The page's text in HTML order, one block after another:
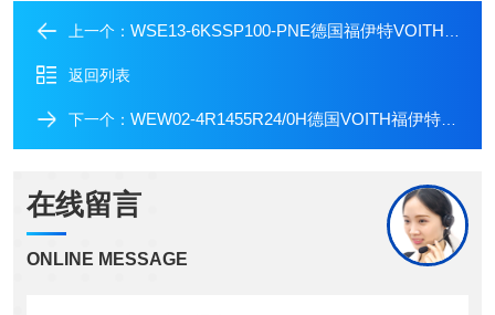
上一个： WSE13-6KSSP100-PNE德国福伊特VOITH二通液压阀
返回列表
下一个： WEW02-4R1455R24/0H德国VOITH福伊特液压阀门
在线留言
ONLINE MESSAGE